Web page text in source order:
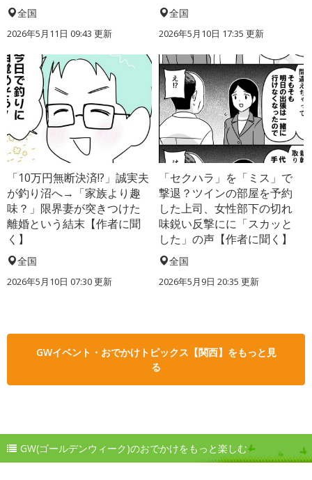
全国
2026年5月11日 09:43 更新
全国
2026年5月10日 17:35 更新
「10万円無断決済!?」誠実夫
が釣り沼へ→「家族より趣
味？」限界妻が突きつけた
離婚という結末【作者に聞
く】
全国
2026年5月10日 07:30 更新
「セクハラ」を「ミス」で
撃退？ツインの部屋を予約
した上司、女性部下の切れ
味鋭い反撃にに「スカッと
した」の声【作者に聞く】
全国
2026年5月9日 20:35 更新
GWイベント・おでかけトピックス【関西】をもっと見
る
GW(ゴールデンウィーク)のおでかけをもっと楽しむ